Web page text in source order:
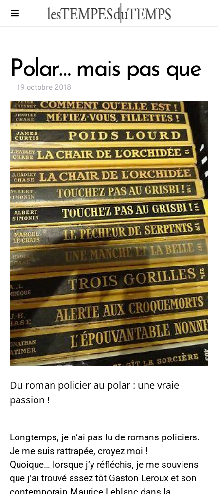
Polar… mais pas que
19 octobre 2018
Du roman policier au polar : une vraie
passion !
Longtemps, je n’ai pas lu de romans policiers.
Je me suis rattrapée, croyez moi !
Quoique… lorsque j’y réfléchis, je me souviens
que j’ai trouvé assez tôt Gaston Leroux et son